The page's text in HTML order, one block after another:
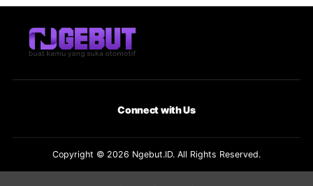
Connect with Us
Copyright © 2026 Ngebut.ID. All Rights Reserved.